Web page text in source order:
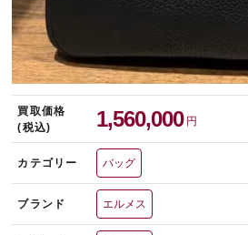
買取価格
(税込)
1,560,000 円
カテゴリー バッグ
ブランド エルメス